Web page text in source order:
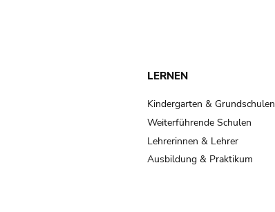
LERNEN
Kindergarten & Grundschulen
Weiterführende Schulen
Lehrerinnen & Lehrer
Ausbildung & Praktikum